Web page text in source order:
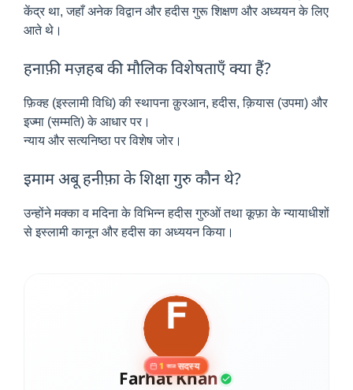
केंद्र था, जहाँ अनेक विद्वान और हदीस गुरू शिक्षण और अध्ययन के लिए
आते थे।
हनाफ़ी मज़हब की मौलिक विशेषताएँ क्या हैं?
फ़िक्ह (इस्लामी विधि) की स्थापना क़ुरआन, हदीस, क़ियास (उपमा) और
इज्मा (सम्मति) के आधार पर।
न्याय और सत्यनिष्ठा पर विशेष जोर।
इमाम अबू हनीफ़ा के शिक्षा गुरु कौन थे?
उन्होंने मक्का व मदिना के विभिन्न हदीस गुरुओं तथा कूफ़ा के न्यायाधीशों
से इस्लामी कानून और हदीस का अध्ययन किया।
1 सालसदस्य
Farhat Khan